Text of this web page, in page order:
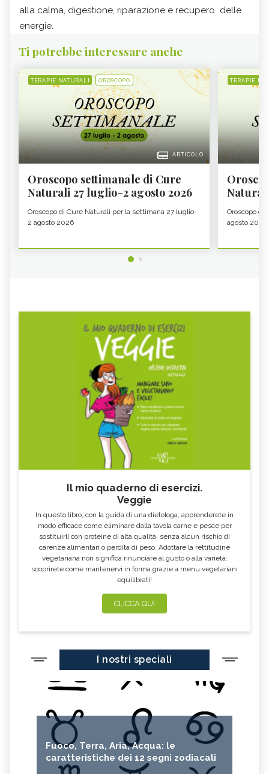
alla calma, digestione, riparazione e recupero delle
energie.
Ti potrebbe interessare anche
TERAPIE NATURALI OROSCOPO
ARTICOLO
Oroscopo settimanale di Cure
Naturali 27 luglio-2 agosto 2026
Oroscopo di Cure Naturali per la settimana 27 luglio-
2 agosto 2026
TERAPIE
Oroscopo di
agosto 2026
Il mio quaderno di esercizi.
Veggie
In questo libro, con la guida di una dietologa, apprenderete in
modo efficace come eliminare dalla tavola carne e pesce per
sostituirli con proteine di alta qualità, senza alcun rischio di
carenze alimentari o perdita di peso. Adottare la rettitudine
vegetariana non significa rinunciare al gusto o alla varietà:
scoprirete come mantenervi in forma grazie a menu vegetariani
equilibrati!
CLICCA QUI
I nostri speciali
Fuoco, Terra, Aria, Acqua: le
caratteristiche dei 12 segni zodiacali